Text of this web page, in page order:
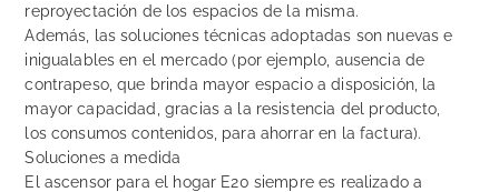
reproyectación de los espacios de la misma.
Además, las soluciones técnicas adoptadas son nuevas e
inigualables en el mercado (por ejemplo, ausencia de
contrapeso, que brinda mayor espacio a disposición, la
mayor capacidad, gracias a la resistencia del producto,
los consumos contenidos, para ahorrar en la factura).
Soluciones a medida
El ascensor para el hogar E20 siempre es realizado a